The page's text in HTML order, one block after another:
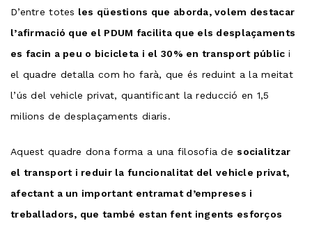
D’entre totes les qüestions que aborda, volem destacar
l’afirmació que el PDUM facilita que els desplaçaments
es facin a peu o bicicleta i el 30% en transport públic i
el quadre detalla com ho farà, que és reduint a la meitat
l’ús del vehicle privat, quantificant la reducció en 1,5
milions de desplaçaments diaris.
Aquest quadre dona forma a una filosofia de socialitzar
el transport i reduir la funcionalitat del vehicle privat,
afectant a un important entramat d’empreses i
treballadors, que també estan fent ingents esforços